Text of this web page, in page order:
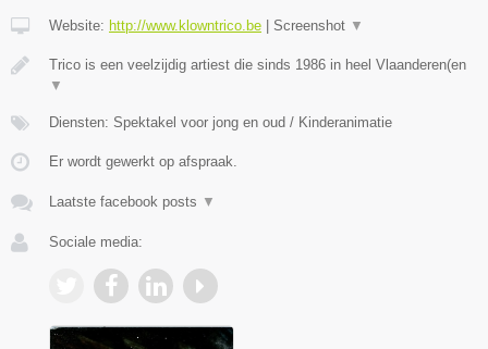
Website: http://www.klowntrico.be | Screenshot ▼
Trico is een veelzijdig artiest die sinds 1986 in heel Vlaanderen(en
▼
Diensten: Spektakel voor jong en oud / Kinderanimatie
Er wordt gewerkt op afspraak.
Laatste facebook posts ▼
Sociale media: